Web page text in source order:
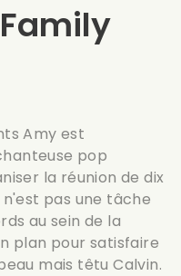
Amy est
pop
la réunion de dix
pas une tâche
au sein de la
plan pour satisfaire
mais têtu Calvin.